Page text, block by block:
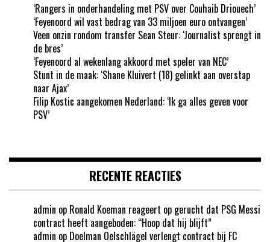
‘Rangers in onderhandeling met PSV over Couhaib Driouech’
‘Feyenoord wil vast bedrag van 33 miljoen euro ontvangen’
Veen onzin rondom transfer Sean Steur: ‘Journalist sprengt in
de bres’
‘Feyenoord al wekenlang akkoord met speler van NEC’
Stunt in de maak: ‘Shane Kluivert (18) gelinkt aan overstap
naar Ajax’
Filip Kostic aangekomen Nederland: ‘Ik ga alles geven voor
PSV’
RECENTE REACTIES
admin op Ronald Koeman reageert op gerucht dat PSG Messi
contract heeft aangeboden: “Hoop dat hij blijft”
admin op Doelman Oelschlägel verlengt contract bij FC